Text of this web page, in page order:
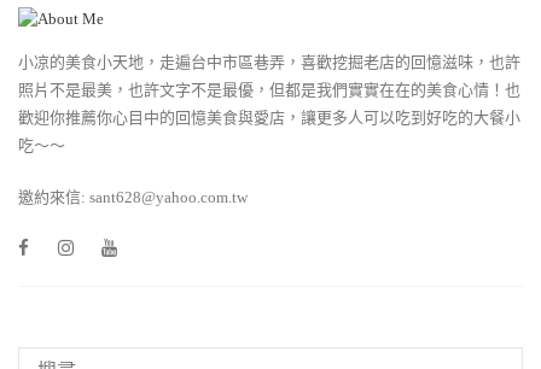
小凉的美食小天地，走遍台中市區巷弄，喜歡挖掘老店的回憶滋味，也許
照片不是最美，也許文字不是最優，但都是我們實實在在的美食心情！也
歡迎你推薦你心目中的回憶美食與愛店，讓更多人可以吃到好吃的大餐小
吃～～
邀約來信: sant628@yahoo.com.tw